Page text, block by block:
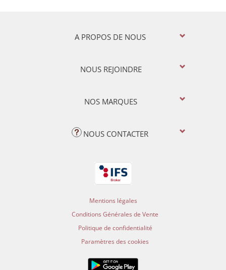
A PROPOS DE NOUS
NOUS REJOINDRE
NOS MARQUES
NOUS CONTACTER
Mentions légales
Conditions Générales de Vente
Politique de confidentialité
Paramètres des cookies